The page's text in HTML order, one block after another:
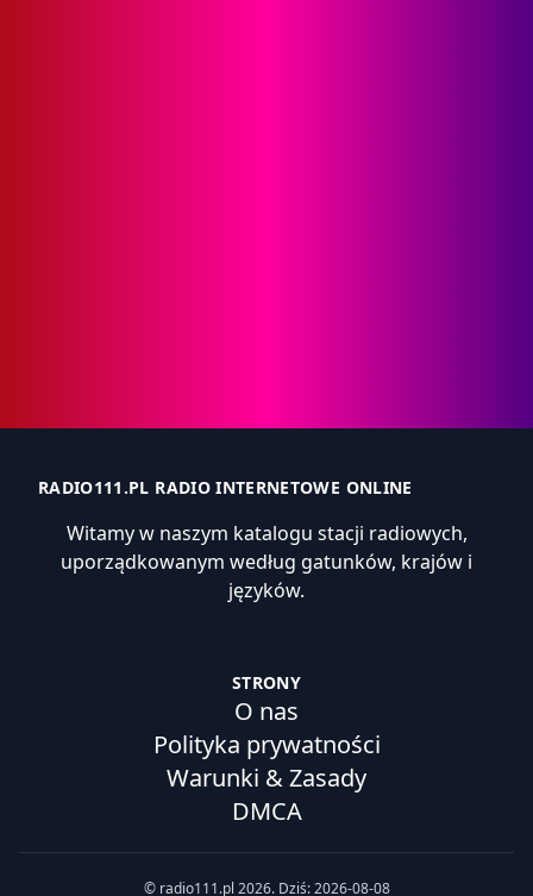
RADIO111.PL RADIO INTERNETOWE ONLINE
Witamy w naszym katalogu stacji radiowych,
uporządkowanym według gatunków, krajów i
języków.
STRONY
O nas
Polityka prywatności
Warunki & Zasady
DMCA
© radio111.pl 2026. Dziś: 2026-08-08